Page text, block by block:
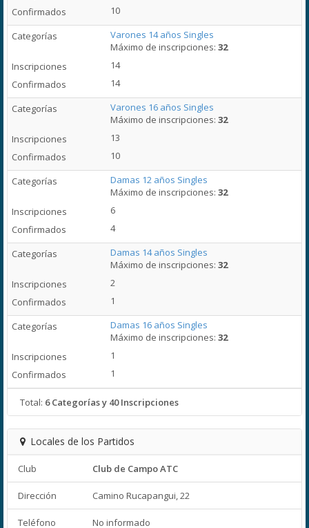
10
Varones 14 años Singles
Máximo de inscripciones:32
14
14
Varones 16 años Singles
Máximo de inscripciones:32
13
10
Damas 12 años Singles
Máximo de inscripciones:32
6
4
Damas 14 años Singles
Máximo de inscripciones:32
2
1
Damas 16 años Singles
Máximo de inscripciones:32
1
1
Total: 6 Categorías y 40 Inscripciones
Locales de los Partidos
Club Club de Campo ATC
Dirección Camino Rucapangui, 22
Teléfono No informado